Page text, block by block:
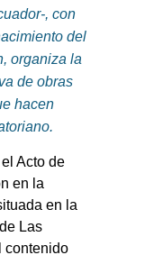
, con
del
organiza la
de obras
hacen
Acto de
en la
en la
Las
contenido